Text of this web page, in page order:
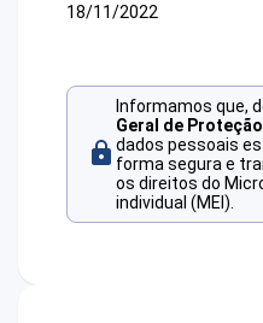
18/11/2022
Informamos que,
Geral de
dados pessoais
forma segura e
os direitos do
individual (MEI).